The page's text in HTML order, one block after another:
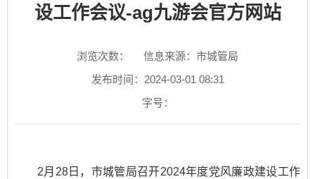
设工作会议-ag九游会官方网站
浏览次数：
信息来源：市城管局
发布时间：2024-03-01 08:31
字号：
2月28日，市城管局召开2024年度党风廉政建设工作